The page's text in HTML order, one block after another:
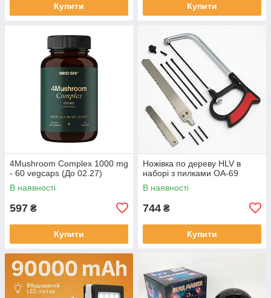
Купити Купити
4Mushroom Complex 1000 mg
- 60 vegcaps (До 02.27)
В наявності
597 ₴
Купити
Ножівка по дереву HLV в
наборі з пилками OA-69
В наявності
744 ₴
Купити